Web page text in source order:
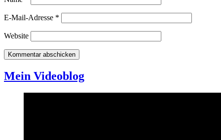
E-Mail-Adresse *
Website
Mein Videoblog